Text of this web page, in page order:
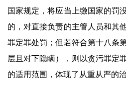
国家规定，将应当上缴国家的罚
的，对直接负责的主管人员和其
罪定罪处罚；但若符合第十八条
层且对下隐瞒），则以贪污罪定
的适用范围，体现了从重从严的治